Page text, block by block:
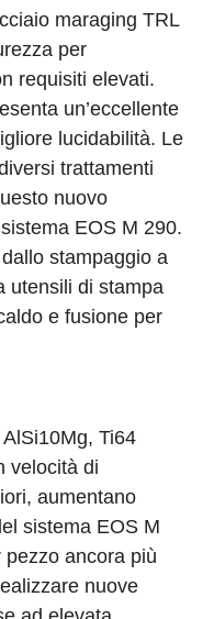
maraging TRL
per
requisiti elevati.
un’eccellente
lucidabilità. Le
trattamenti
nuovo
EOS M 290.
stampaggio a
utensili di stampa
e fusione per
Ti64
velocità di
aumentano
sistema EOS M
ancora più
nuove